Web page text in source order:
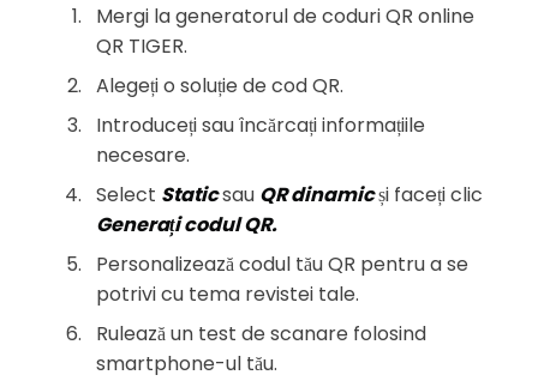
Mergi la generatorul de coduri QR online
QR TIGER.
Alegeți o soluție de cod QR.
Introduceți sau încărcați informațiile
necesare.
Select Staticsau QR dinamicși faceți clic
Generați codul QR.
Personalizează codul tău QR pentru a se
potrivi cu tema revistei tale.
Rulează un test de scanare folosind
smartphone-ul tău.